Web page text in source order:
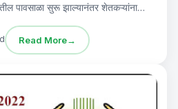
पावसाळा सुरू झाल्यानंतर शेतकऱ्यांना
Read More→